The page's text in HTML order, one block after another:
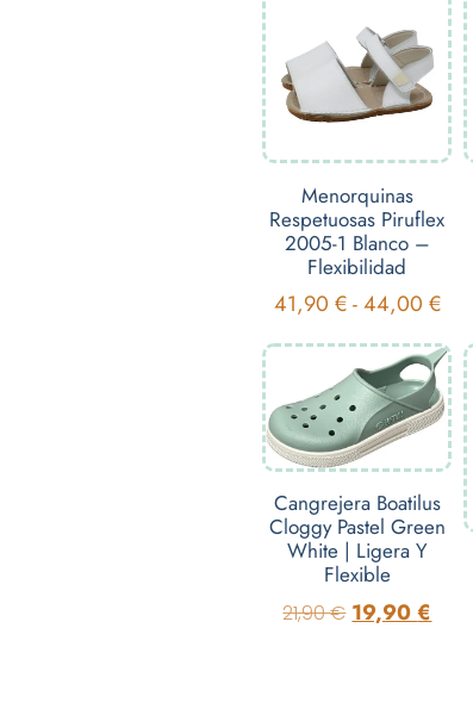
Menorquinas
Respetuosas Piruflex
2005-1 Blanco –
Flexibilidad
41,90 €-44,00 €
Cangrejera Boatilus
Cloggy Pastel Green
White | Ligera Y
Flexible
21,90€ 19,90€